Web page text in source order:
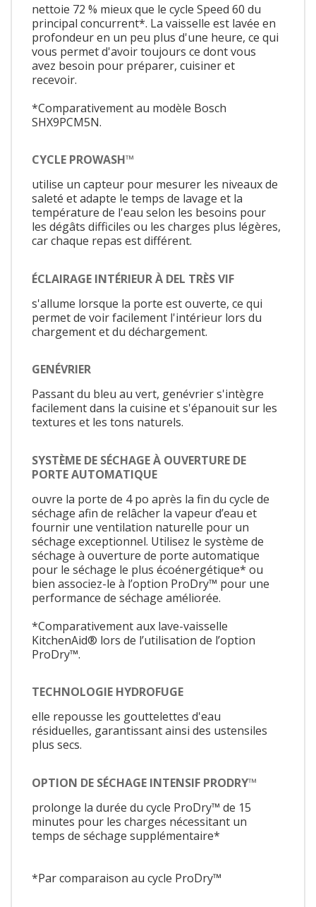
nettoie 72 % mieux que le cycle Speed 60 du
principal concurrent*. La vaisselle est lavée en
profondeur en un peu plus d'une heure, ce qui
vous permet d'avoir toujours ce dont vous
avez besoin pour préparer, cuisiner et
recevoir.
*Comparativement au modèle Bosch
SHX9PCM5N.
CYCLE PROWASH™
utilise un capteur pour mesurer les niveaux de
saleté et adapte le temps de lavage et la
température de l'eau selon les besoins pour
les dégâts difficiles ou les charges plus légères,
car chaque repas est différent.
ÉCLAIRAGE INTÉRIEUR À DEL TRÈS VIF
s'allume lorsque la porte est ouverte, ce qui
permet de voir facilement l'intérieur lors du
chargement et du déchargement.
GENÉVRIER
Passant du bleu au vert, genévrier s'intègre
facilement dans la cuisine et s'épanouit sur les
textures et les tons naturels.
SYSTÈME DE SÉCHAGE À OUVERTURE DE
PORTE AUTOMATIQUE
ouvre la porte de 4 po après la fin du cycle de
séchage afin de relâcher la vapeur d’eau et
fournir une ventilation naturelle pour un
séchage exceptionnel. Utilisez le système de
séchage à ouverture de porte automatique
pour le séchage le plus écoénergétique* ou
bien associez-le à l’option ProDry™ pour une
performance de séchage améliorée.
*Comparativement aux lave-vaisselle
KitchenAid® lors de l’utilisation de l’option
ProDry™.
TECHNOLOGIE HYDROFUGE
elle repousse les gouttelettes d'eau
résiduelles, garantissant ainsi des ustensiles
plus secs.
OPTION DE SÉCHAGE INTENSIF PRODRY™
prolonge la durée du cycle ProDry™ de 15
minutes pour les charges nécessitant un
temps de séchage supplémentaire*
*Par comparaison au cycle ProDry™